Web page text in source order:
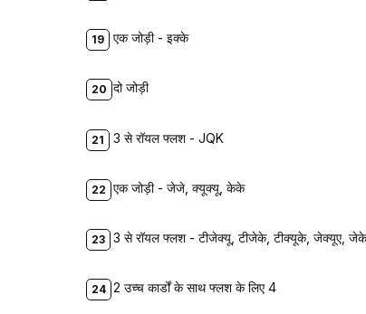
एक जोड़ी - इक्के
दो जोड़ी
3 से रॉयल फ्लश - JQK
एक जोड़ी - जेजे, क्यूक्यू, केके
3 से रॉयल फ्लश - टीजेक्यू, टीजेके, टीक्यूके, जेक्यूए,
2 उच्च कार्डों के साथ फ्लश के लिए 4